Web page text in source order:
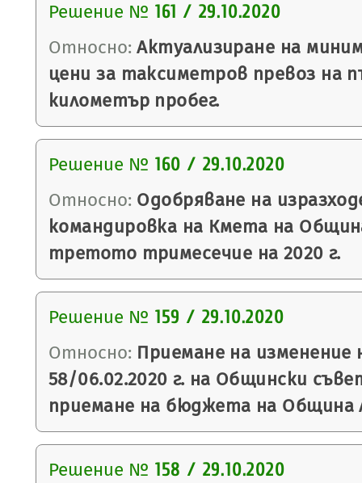
Решение № 161 / 29.10.2020
Относно: Актуализиране на
цени за таксиметров превоз на
километър пробег.
Решение № 160 / 29.10.2020
Относно: Одобряване на
командировка на Кмета на
третото тримесечие на 2020 г.
Решение № 159 / 29.10.2020
Относно: Приемане на
58/06.02.2020 г. на Общински
приемане на бюджета на Община
Решение № 158 / 29.10.2020